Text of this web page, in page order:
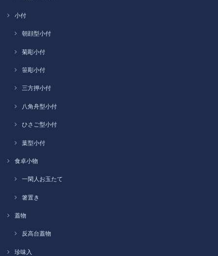
小付
朝顔型小付
菊彫小付
笹彫小付
三方押小付
八角舟型小付
ひさご型小付
葉型小付
食卓小物
一閑人お玉たて
箸置き
蓋物
反高台蓋物
珍味入